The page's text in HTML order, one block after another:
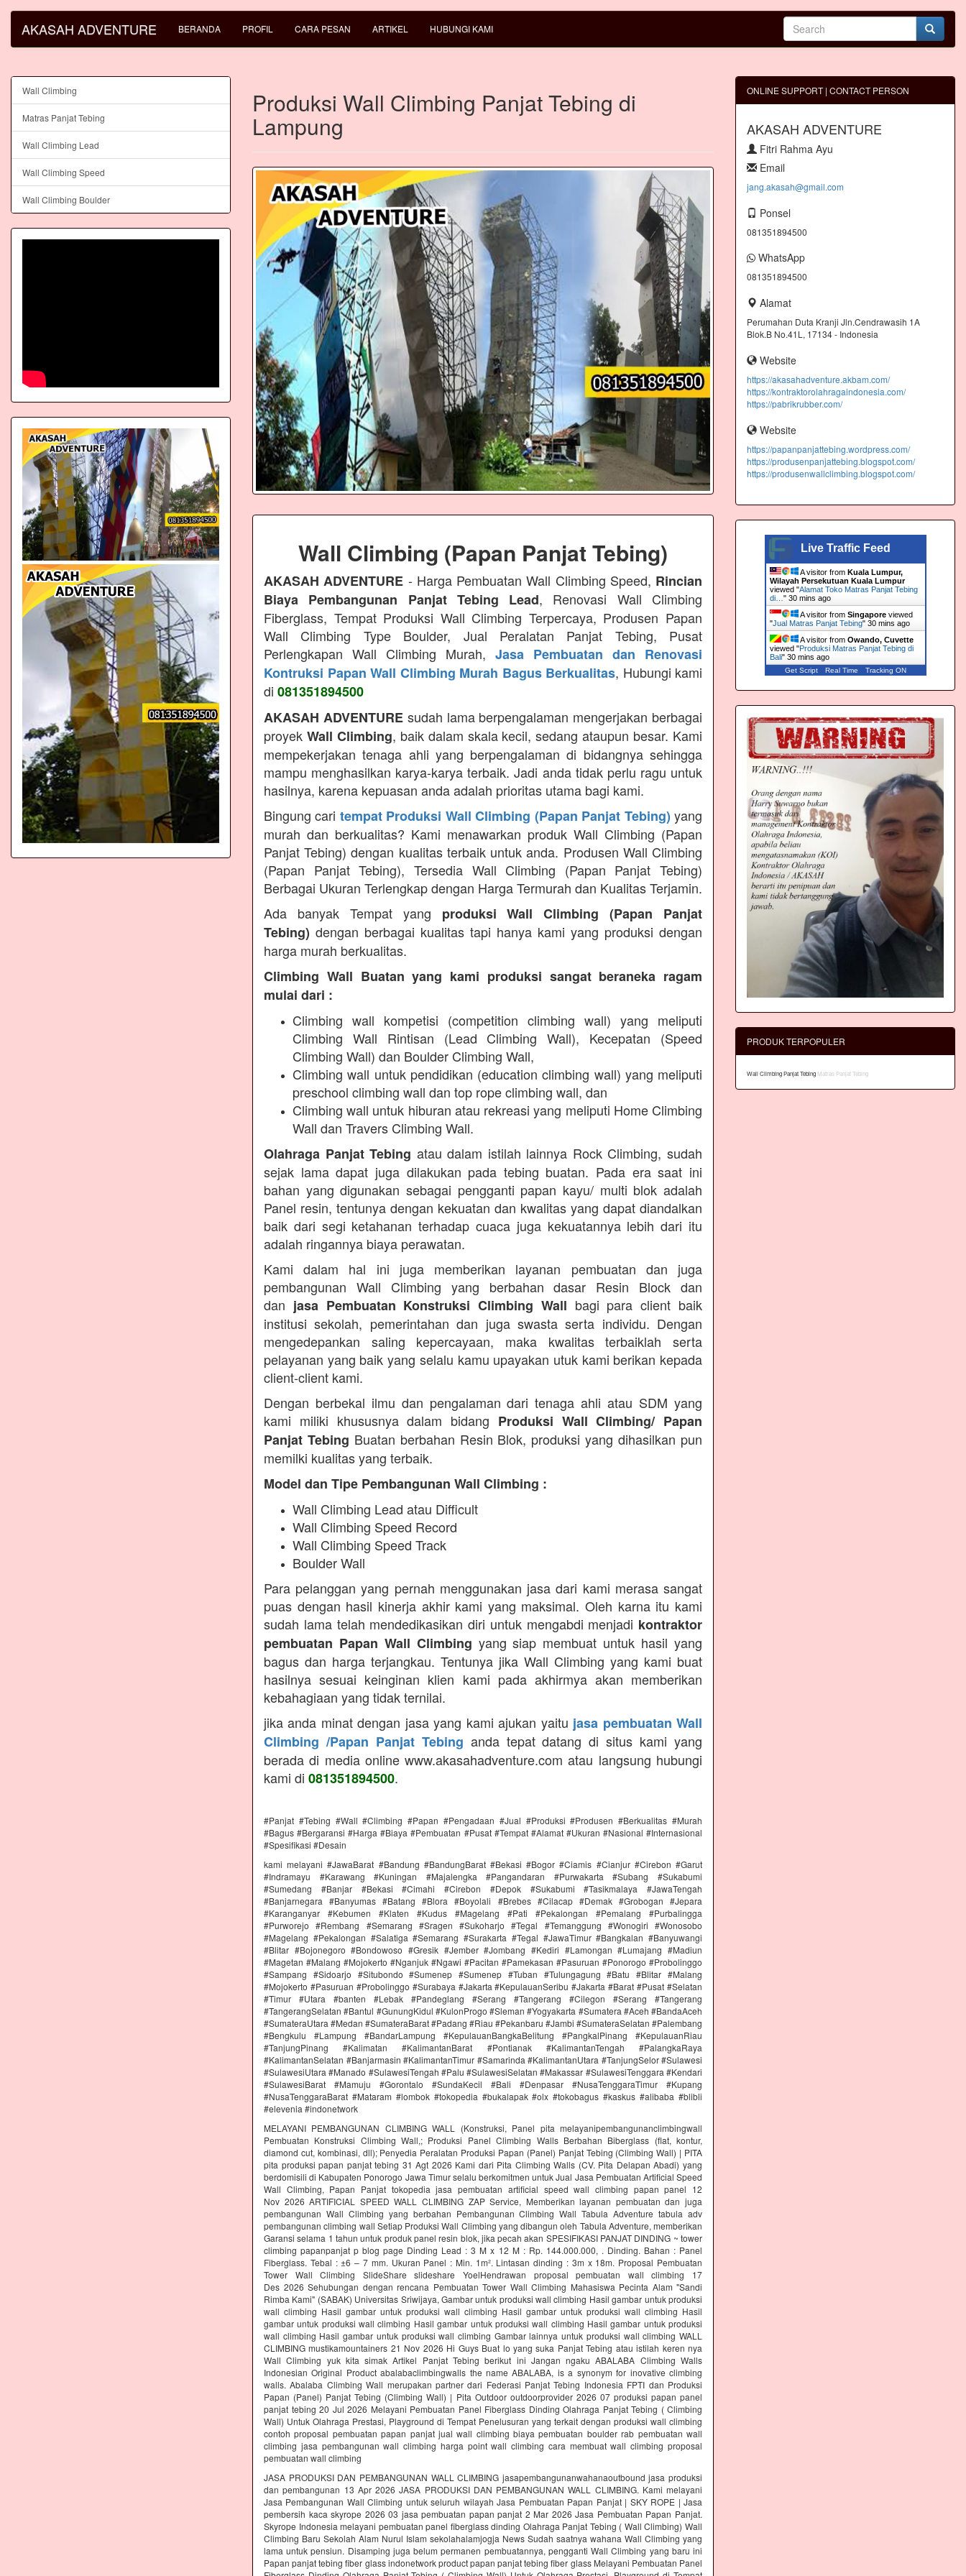
AKASAH ADVENTURE BERANDA PROFIL CARA PESAN ARTIKEL HUBUNGI KAMI
Produksi Wall Climbing Panjat Tebing di
Lampung
Wall Climbing (Papan Panjat Tebing)
AKASAH ADVENTURE - Harga Pembuatan Wall Climbing Speed, Rincian
Biaya Pembangunan Panjat Tebing Lead, Renovasi Wall Climbing
Fiberglass, Tempat Produksi Wall Climbing Terpercaya, Produsen Papan
Wall Climbing Type Boulder, Jual Peralatan Panjat Tebing, Pusat
Perlengkapan Wall Climbing Murah, Jasa Pembuatan dan Renovasi
Kontruksi Papan Wall Climbing Murah Bagus Berkualitas, Hubungi kami
di 081351894500
AKASAH ADVENTUREsudah lama berpengalaman mengerjakan berbagai
proyek Wall Climbing, baik dalam skala kecil, sedang ataupun besar. Kami
mempekerjakan tenaga ahli yang berpengalaman di bidangnya sehingga
mampu menghasilkan karya-karya terbaik. Jadi anda tidak perlu ragu untuk
hasilnya, karena kepuasan anda adalah prioritas utama bagi kami.
Bingung cari tempat Produksi Wall Climbing (Papan Panjat Tebing) yang
murah dan berkualitas? Kami menawarkan produk Wall Climbing (Papan
Panjat Tebing) dengan kualitas terbaik untuk anda. Produsen Wall Climbing
(Papan Panjat Tebing), Tersedia Wall Climbing (Papan Panjat Tebing)
Berbagai Ukuran Terlengkap dengan Harga Termurah dan Kualitas Terjamin.
Ada banyak Tempat yang produksi Wall Climbing (Papan Panjat
Tebing) dengan berbagai kualitas tapi hanya kami yang produksi dengan
harga murah berkualitas.
Climbing Wall Buatan yang kami produksi sangat beraneka ragam
mulai dari :
Climbing wall kompetisi (competition climbing wall) yang meliputi
Climbing Wall Rintisan (Lead Climbing Wall), Kecepatan (Speed
Climbing Wall) dan Boulder Climbing Wall,
Climbing wall untuk pendidikan (education climbing wall) yang meliputi
preschool climbing wall dan top rope climbing wall, dan
Climbing wall untuk hiburan atau rekreasi yang meliputi Home Climbing
Wall dan Travers Climbing Wall.
Olahraga Panjat Tebing atau dalam istilah lainnya Rock Climbing, sudah
sejak lama dapat juga dilakukan pada tebing buatan. Pada era saat ini
bahan yang digunakan sebagai pengganti papan kayu/ multi blok adalah
Panel resin, tentunya dengan kekuatan dan kwalitas yang dapat diandalkan
baik dari segi ketahanan terhadap cuaca juga kekuatannya lebih dari itu
adalah ringannya biaya perawatan.
Kami dalam hal ini juga memberikan layanan pembuatan dan juga
pembangunan Wall Climbing yang berbahan dasar Resin Block dan
dan jasa Pembuatan Konstruksi Climbing Wall bagi para client baik
institusi sekolah, pemerintahan dan juga swasta serta individu. Dengan
mengedepankan saling kepercayaan, maka kwalitas terbaiklah serta
pelayanan yang baik yang selalu kamu upayakan utuk kami berikan kepada
client-client kami.
Dengan berbekal ilmu dan pengalaman dari tenaga ahli atau SDM yang
kami miliki khususnya dalam bidang Produksi Wall Climbing/ Papan
Panjat Tebing Buatan berbahan Resin Blok, produksi yang dihasilkan pun
memilki kualitas yang terbaik.
Model dan Tipe Pembangunan Wall Climbing :
Wall Climbing Lead atau Difficult
Wall Climbing Speed Record
Wall Climbing Speed Track
Boulder Wall
Para pelanggan yang pernah menggunakan jasa dari kami merasa sangat
puas dengan hasil kinerja akhir kami yang maksimal. Oleh karna itu kami
sudah lama telah mendedikasikan diri untuk mengabdi menjadi kontraktor
pembuatan Papan Wall Climbing yang siap membuat untuk hasil yang
bagus dan harga terjangkau. Tentunya jika Wall Climbing yang kami buat
hasilnya sesuai keinginan klien kami pada akhirmya akan memberikan
kebahagiaan yang tidak ternilai.
jika anda minat dengan jasa yang kami ajukan yaitu jasa pembuatan Wall
Climbing /Papan Panjat Tebing anda tepat datang di situs kami yang
berada di media online www.akasahadventure.com atau langsung hubungi
kami di 081351894500.
#Panjat #Tebing #Wall #Climbing #Papan #Pengadaan #Jual #Produksi #Produsen #Berkualitas #Murah
#Bagus #Bergaransi #Harga #Biaya #Pembuatan #Pusat #Tempat #Alamat #Ukuran #Nasional #Internasional
#Spesifikasi #Desain
kami melayani #JawaBarat #Bandung #BandungBarat #Bekasi #Bogor #Ciamis #Cianjur #Cirebon #Garut
#Indramayu #Karawang #Kuningan #Majalengka #Pangandaran #Purwakarta #Subang #Sukabumi
#Sumedang #Banjar #Bekasi #Cimahi #Cirebon #Depok #Sukabumi #Tasikmalaya #JawaTengah
#Banjarnegara #Banyumas #Batang #Blora #Boyolali #Brebes #Cilacap #Demak #Grobogan #Jepara
#Karanganyar #Kebumen #Klaten #Kudus #Magelang #Pati #Pekalongan #Pemalang #Purbalingga
#Purworejo #Rembang #Semarang #Sragen #Sukoharjo #Tegal #Temanggung #Wonogiri #Wonosobo
#Magelang #Pekalongan #Salatiga #Semarang #Surakarta #Tegal #JawaTimur #Bangkalan #Banyuwangi
#Blitar #Bojonegoro #Bondowoso #Gresik #Jember #Jombang #Kediri #Lamongan #Lumajang #Madiun
#Magetan #Malang #Mojokerto #Nganjuk #Ngawi #Pacitan #Pamekasan #Pasuruan #Ponorogo #Probolinggo
#Sampang #Sidoarjo #Situbondo #Sumenep #Sumenep #Tuban #Tulungagung #Batu #Blitar #Malang
#Mojokerto #Pasuruan #Probolinggo #Surabaya #Jakarta #KepulauanSeribu #Jakarta #Barat #Pusat #Selatan
#Timur #Utara #banten #Lebak #Pandeglang #Serang #Tangerang #Cilegon #Serang #Tangerang
#TangerangSelatan #Bantul #GunungKidul #KulonProgo #Sleman #Yogyakarta #Sumatera #Aceh #BandaAceh
#SumateraUtara #Medan #SumateraBarat #Padang #Riau #Pekanbaru #Jambi #SumateraSelatan #Palembang
#Bengkulu #Lampung #BandarLampung #KepulauanBangkaBelitung #PangkalPinang #KepulauanRiau
#TanjungPinang #Kalimatan #KalimantanBarat #Pontianak #KalimantanTengah #PalangkaRaya
#KalimantanSelatan #Banjarmasin #KalimantanTimur #Samarinda #KalimantanUtara #TanjungSelor #Sulawesi
#SulawesiUtara #Manado #SulawesiTengah #Palu #SulawesiSelatan #Makassar #SulawesiTenggara #Kendari
#SulawesiBarat #Mamuju #Gorontalo #SundaKecil #Bali #Denpasar #NusaTenggaraTimur #Kupang
#NusaTenggaraBarat #Mataram #lombok #tokopedia #bukalapak #olx #tokobagus #kaskus #alibaba #blibli
#elevenia #indonetwork
MELAYANI PEMBANGUNAN CLIMBING WALL (Konstruksi, Panel pita melayanipembangunanclimbingwall
Pembuatan Konstruksi Climbing Wall,; Produksi Panel Climbing Walls Berbahan Biberglass (flat, kontur,
diamond cut, kombinasi, dll); Penyedia Peralatan Produksi Papan (Panel) Panjat Tebing (Climbing Wall) | PITA
pita produksi papan panjat tebing 31 Agt 2026 Kami dari Pita Climbing Walls (CV. Pita Delapan Abadi) yang
berdomisili di Kabupaten Ponorogo Jawa Timur selalu berkomitmen untuk Jual Jasa Pembuatan Artificial Speed
Wall Climbing, Papan Panjat tokopedia jasa pembuatan artificial speed wall climbing papan panel 12
Nov 2026 ARTIFICIAL SPEED WALL CLIMBING ZAP Service, Memberikan layanan pembuatan dan juga
pembangunan Wall Climbing yang berbahan Pembangunan Climbing Wall Tabula Adventure tabula adv
pembangunan climbing wall Setiap Produksi Wall Climbing yang dibangun oleh Tabula Adventure, memberikan
Garansi selama 1 tahun untuk produk panel resin blok, jika pecah akan SPESIFIKASI PANJAT DINDING ~ tower
climbing papanpanjat p blog page Dinding Lead : 3 M x 12 M : Rp. 144.000.000, . Dinding. Bahan : Panel
Fiberglass. Tebal : ±6 – 7 mm. Ukuran Panel : Min. 1m². Lintasan dinding : 3m x 18m. Proposal Pembuatan
Tower Wall Climbing SlideShare slideshare YoelHendrawan proposal pembuatan wall climbing 17
Des 2026 Sehubungan dengan rencana Pembuatan Tower Wall Climbing Mahasiswa Pecinta Alam "Sandi
Rimba Kami" (SABAK) Universitas Sriwijaya, Gambar untuk produksi wall climbing Hasil gambar untuk produksi
wall climbing Hasil gambar untuk produksi wall climbing Hasil gambar untuk produksi wall climbing Hasil
gambar untuk produksi wall climbing Hasil gambar untuk produksi wall climbing Hasil gambar untuk produksi
wall climbing Hasil gambar untuk produksi wall climbing Gambar lainnya untuk produksi wall climbing WALL
CLIMBING mustikamountainers 21 Nov 2026 Hi Guys Buat lo yang suka Panjat Tebing atau istilah keren nya
Wall Climbing yuk kita simak Artikel Panjat Tebing berikut ini Jangan ngaku ABALABA Climbing Walls
Indonesian Original Product abalabaclimbingwalls the name ABALABA, is a synonym for inovative climbing
walls. Abalaba Climbing Wall merupakan partner dari Federasi Panjat Tebing Indonesia FPTI dan Produksi
Papan (Panel) Panjat Tebing (Climbing Wall) | Pita Outdoor outdoorprovider 2026 07 produksi papan panel
panjat tebing 20 Jul 2026 Melayani Pembuatan Panel Fiberglass Dinding Olahraga Panjat Tebing ( Climbing
Wall) Untuk Olahraga Prestasi, Playground di Tempat Penelusuran yang terkait dengan produksi wall climbing
contoh proposal pembuatan papan panjat jual wall climbing biaya pembuatan boulder rab pembuatan wall
climbing jasa pembangunan wall climbing harga point wall climbing cara membuat wall climbing proposal
pembuatan wall climbing
JASA PRODUKSI DAN PEMBANGUNAN WALL CLIMBING jasapembangunanwahanaoutbound jasa produksi
dan pembangunan 13 Apr 2026 JASA PRODUKSI DAN PEMBANGUNAN WALL CLIMBING. Kami melayani
Jasa Pembangunan Wall Climbing untuk seluruh wilayah Jasa Pembuatan Papan Panjat | SKY ROPE | Jasa
pembersih kaca skyrope 2026 03 jasa pembuatan papan panjat 2 Mar 2026 Jasa Pembuatan Papan Panjat.
Skyrope Indonesia melayani pembuatan panel fiberglass dinding Olahraga Panjat Tebing ( Wall Climbing) Wall
Climbing Baru Sekolah Alam Nurul Islam sekolahalamjogja News Sudah saatnya wahana Wall Climbing yang
lama untuk pensiun. Disamping juga belum permanen pembuatannya, pengganti Wall Climbing yang baru ini
Papan panjat tebing fiber glass indonetwork product papan panjat tebing fiber glass Melayani Pembuatan Panel
Wall Climbing
Matras Panjat Tebing
Wall Climbing Lead
Wall Climbing Speed
Wall Climbing Boulder
ONLINE SUPPORT | CONTACT PERSON
AKASAH ADVENTURE
Fitri Rahma Ayu
Email
jang.akasah@gmail.com
Ponsel
081351894500
WhatsApp
081351894500
Alamat
Perumahan Duta Kranji Jln.Cendrawasih 1A
Blok.B No.41L, 17134 - Indonesia
Website
https://akasahadventure.akbam.com/
https://kontraktorolahragaindonesia.com/
https://pabrikrubber.com/
Website
https://papanpanjattebing.wordpress.com/
https://produsenpanjattebing.blogspot.com/
https://produsenwallclimbing.blogspot.com/
Live Traffic Feed
A visitor from Kuala Lumpur,
Wilayah Persekutuan Kuala Lumpur
viewed "Alamat Toko Matras Panjat Tebing
di… " 30 mins ago
A visitor from Singaporeviewed
"Jual Matras Panjat Tebing" 30 mins ago
A visitor from Owando, Cuvette
viewed "Produksi Matras Panjat Tebing di
Bali" 30 mins ago
Get Script Real Time Tracking ON
PRODUK TERPOPULER
Wall Climbing Panjat Tebing Matras Panjat Tebing